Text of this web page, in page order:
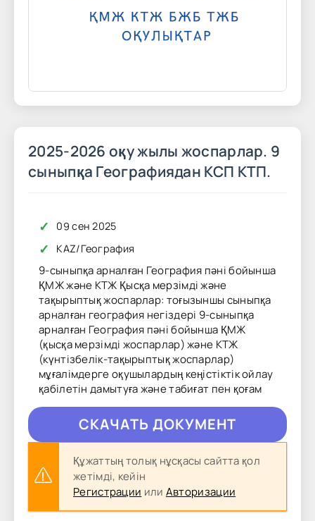
2025-2026 оқу жылы жоспарлар. 9
сыныпқа Географиядан КСП КТП.
✓ 09 сен 2025
✓ KAZ/География
9-сыныпқа арналған География пәні бойынша
ҚМЖ және КТЖ Қысқа мерзімді және
тақырыптық жоспарлар: тоғызыншы сыныпқа
арналған география негіздері 9-сыныпқа
арналған География пәні бойынша ҚМЖ
(қысқа мерзімді жоспарлар) және КТЖ
(күнтізбелік-тақырыптық жоспарлар)
мұғалімдерге оқушылардың кеңістіктік ойлау
қабілетін дамытуға және табиғат пен қоғам
CКAЧAТЬ ДОКУМЕНТ
Құжаттың толық нұсқасы сайтта қол
жетімді, кейін
Регистрации или Авторизации